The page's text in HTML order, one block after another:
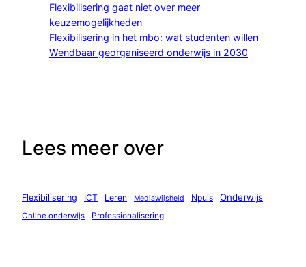
Flexibilisering gaat niet over meer
keuzemogelijkheden
Flexibilisering in het mbo: wat studenten willen
Wendbaar georganiseerd onderwijs in 2030
Lees meer over
Flexibilisering ICT Leren Mediawijsheid Npuls Onderwijs
Online onderwijs Professionalisering